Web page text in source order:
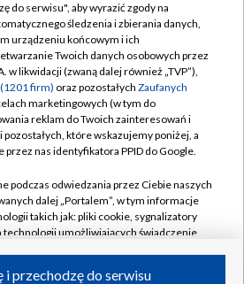
TVP
Cyfrowa
Regulamin TVP
prywatności
Moje zgody
Pomoc
Kontakt
Kanały
do serwisu", aby wyrazić zgody na
śledzenia i zbierania danych,
urządzeniu końcowym i ich
Twoich danych osobowych przez
w likwidacji (zwaną dalej również „TVP”),
firm) oraz pozostałych Zaufanych
marketingowych (w tym do
reklam do Twoich zainteresowań i
które wskazujemy poniżej, a
przez nas identyfikatora PPID do Google.
podczas odwiedzania przez Ciebie naszych
dalej „Portalem”, w tym informacje
takich jak: pliki cookie, sygnalizatory
technologii umożliwiających świadczenie
i przechodzę do serwisu